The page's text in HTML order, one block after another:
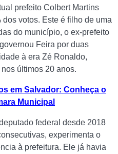
prefeito Colbert Martins
votos. Este é filho de uma
do município, o ex-prefeito
Feira por duas
à era Zé Ronaldo,
últimos 20 anos.
em Salvador: Conheça o
Municipal
federal desde 2018
experimenta o
à prefeitura. Ele já havia